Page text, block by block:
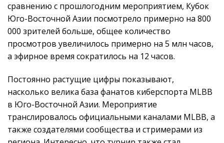
сравнению с прошлогодним мероприятием, Кубок
Юго-Восточной Азии посмотрело примерно на 800
000 зрителей больше, общее количество
просмотров увеличилось примерно на 5 млн часов,
а эфирное время сократилось на 12 часов.
Постоянно растущие цифры показывают,
насколько велика база фанатов киберспорта MLBB
в Юго-Восточной Азии. Мероприятие
транслировалось официальными каналами MLBB, а
также создателями сообщества и стримерами из